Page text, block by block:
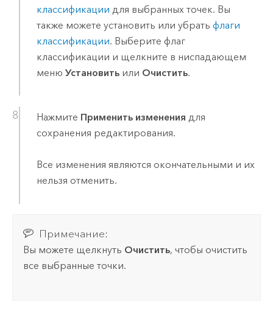
классификации для выбранных точек. Вы
также можете установить или убрать флаги
классификации. Выберите флаг
классификации и щелкните в ниспадающем
меню Установитьили Очистить.
Нажмите Применить изменения для
сохранения редактирования.
Все изменения являются окончательными и их
нельзя отменить.
Примечание:
Вы можете щелкнуть Очистить, чтобы очистить
все выбранные точки.